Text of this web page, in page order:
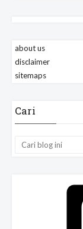
about us
disclaimer
sitemaps
Cari